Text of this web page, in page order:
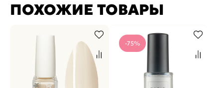
ПОХОЖИЕ ТОВАРЫ
-75%